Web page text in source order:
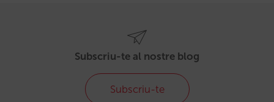
Subscriu-te al nostre blog
Subscriu-te